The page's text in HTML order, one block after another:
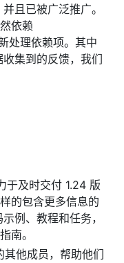
且已被广泛推广。
依赖
处理依赖项。其中
集到的反馈，我们
于及时交付 1.24 版
的包含更多信息的
例、教程和任务，
南。
他成员，帮助他们